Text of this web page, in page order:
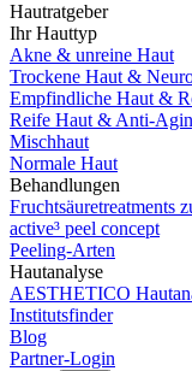
Hautratgeber
Ihr Hauttyp
Akne & unreine Haut
Trockene Haut &
Empfindliche Haut &
Reife Haut & Anti-
Mischhaut
Normale Haut
Behandlungen
Fruchtsäuretreatments
active³ peel concept
Peeling-Arten
Hautanalyse
AESTHETICO
Institutsfinder
Blog
Partner-Login